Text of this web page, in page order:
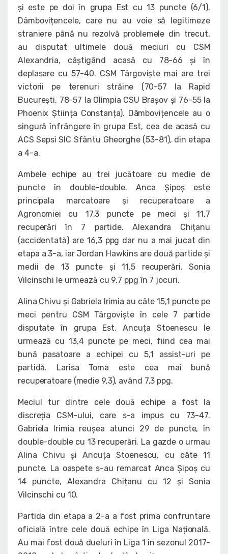
și este pe doi în grupa Est cu 13 puncte (6/1).
Dâmbovițencele, care nu au voie să legitimeze
straniere până nu rezolvă problemele din trecut,
au disputat ultimele două meciuri cu CSM
Alexandria, câștigând acasă cu 78-66 și în
deplasare cu 57-40. CSM Târgoviște mai are trei
victorii pe terenuri străine (70-57 la Rapid
București, 78-57 la Olimpia CSU Brașov și 76-55 la
Phoenix Știința Constanța). Dâmbovițencele au o
singură înfrângere în grupa Est, cea de acasă cu
ACS Sepsi SIC Sfântu Gheorghe (53-81), din etapa
a 4-a.
Ambele echipe au trei jucătoare cu medie de
puncte în double-double. Anca Șipoș este
principala marcatoare și recuperatoare a
Agronomiei cu 17,3 puncte pe meci și 11,7
recuperări în 7 partide. Alexandra Chițanu
(accidentată) are 16,3 ppg dar nu a mai jucat din
etapa a 3-a, iar Jordan Hawkins are două partide și
medii de 13 puncte și 11,5 recuperări. Sonia
Vilcinschi le urmează cu 9,7 ppg în 7 jocuri.
Alina Chivu și Gabriela Irimia au câte 15,1 puncte pe
meci pentru CSM Târgoviște în cele 7 partide
disputate în grupa Est. Ancuța Stoenescu le
urmează cu 13,4 puncte pe meci, fiind cea mai
bună pasatoare a echipei cu 5,1 assist-uri pe
partidă. Larisa Toma este cea mai bună
recuperatoare (medie 9,3), având 7,3 ppg.
Meciul tur dintre cele două echipe a fost la
discreția CSM-ului, care s-a impus cu 73-47.
Gabriela Irimia reușea atunci 29 de puncte, în
double-double cu 13 recuperări. La gazde o urmau
Alina Chivu și Ancuța Stoenescu, cu câte 11
puncte. La oaspete s-au remarcat Anca Șipoș cu
14 puncte, Alexandra Chițanu cu 12 și Sonia
Vilcinschi cu 10.
Partida din etapa a 2-a a fost prima confruntare
oficială între cele două echipe în Liga Națională.
Au mai fost două dueluri în Liga 1 în sezonul 2017-